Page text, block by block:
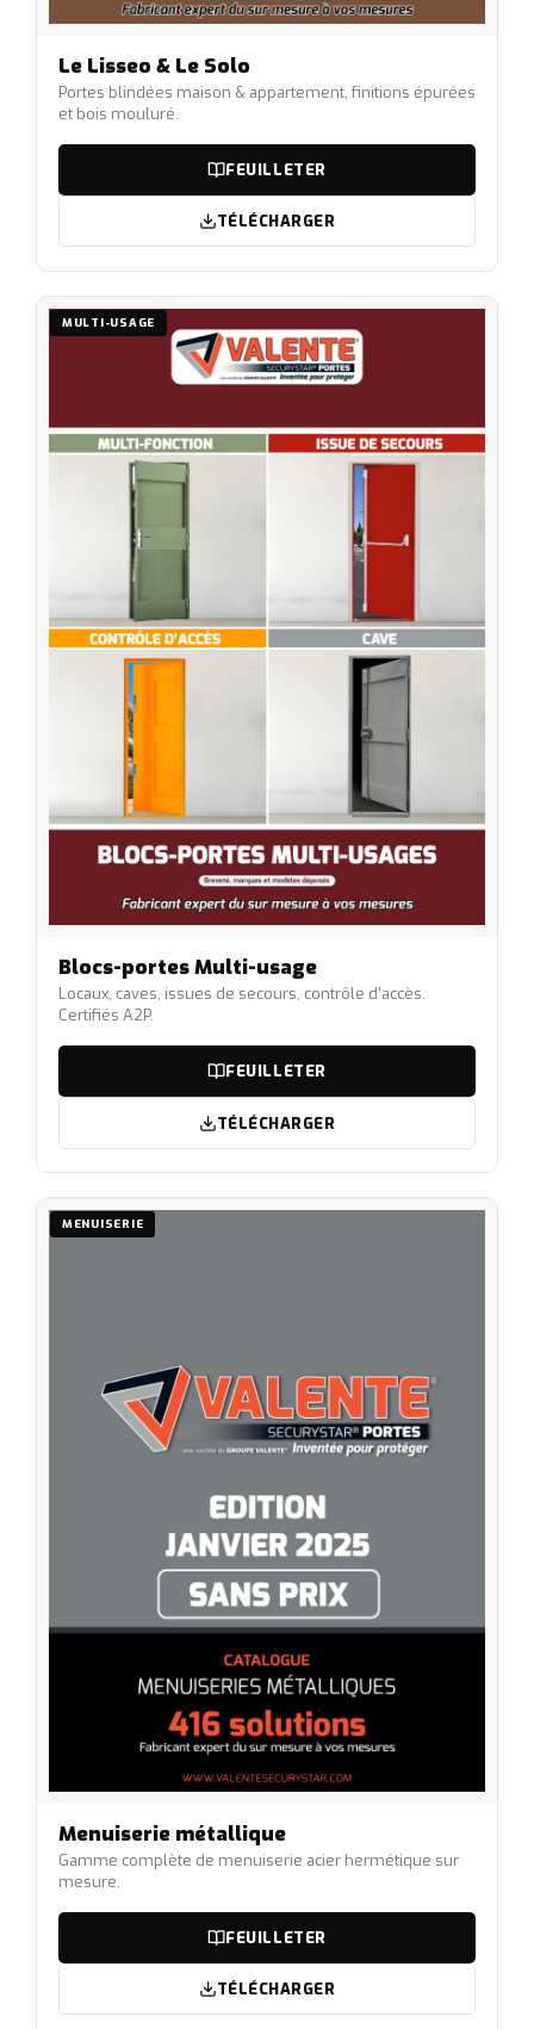
Le Lisseo & Le Solo
Portes blindées maison & appartement, finitions épurées
et bois mouluré.
FEUILLETER
TÉLÉCHARGER
MULTI-USAGE
Blocs-portes Multi-usage
Locaux, caves, issues de secours, contrôle d'accès.
Certifiés A2P.
FEUILLETER
TÉLÉCHARGER
MENUISERIE
Menuiserie métallique
Gamme complète de menuiserie acier hermétique sur
mesure.
FEUILLETER
TÉLÉCHARGER